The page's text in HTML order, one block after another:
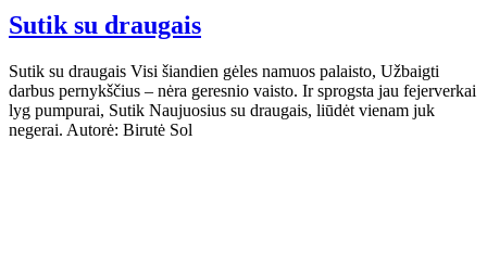
Sutik su draugais
Sutik su draugais Visi šiandien gėles namuos palaisto, Užbaigti
darbus pernykščius – nėra geresnio vaisto. Ir sprogsta jau fejerverkai
lyg pumpurai, Sutik Naujuosius su draugais, liūdėt vienam juk
negerai. Autorė: Birutė Sol